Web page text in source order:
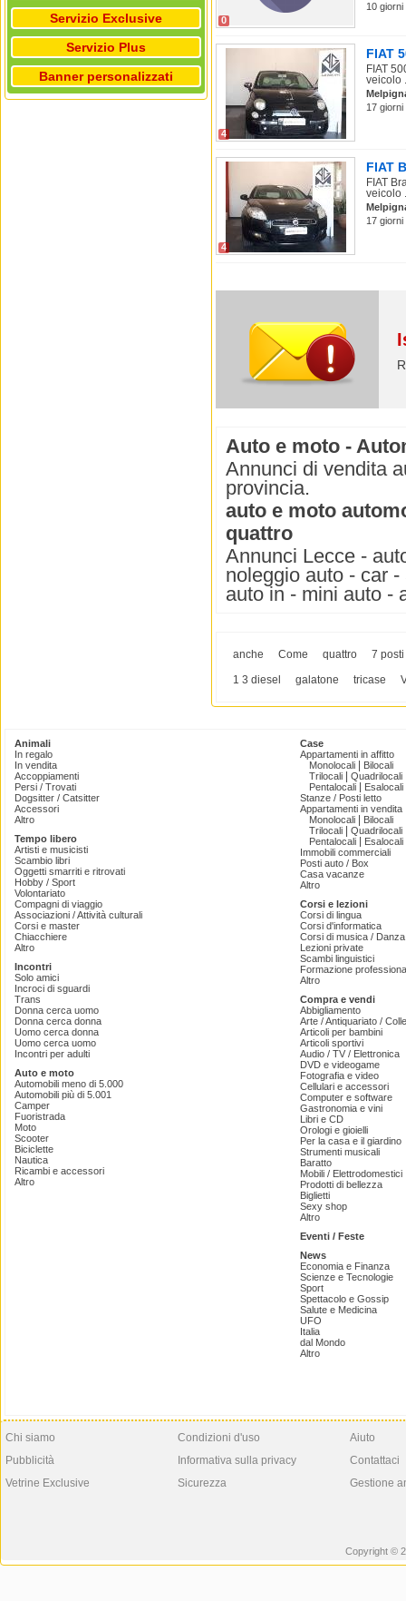
Servizio Exclusive
Servizio Plus
Banner personalizzati
0
10
4
FIAT
FIAT
veicolo
17
4
FIAT
FIAT
veicolo
17
Auto e moto -
Annunci di vendita
provincia.
auto e moto
quattro
Annunci Lecce -
noleggio auto - car
auto in - mini auto -
anche Come quattro
7 posti
1 3 diesel
galatone tricase
Animali
In regalo
In vendita
Accoppiamenti
Persi / Trovati
Dogsitter / Catsitter
Accessori
Altro
Tempo libero
Artisti e musicisti
Scambio libri
Oggetti smarriti e ritrovati
Hobby / Sport
Volontariato
Compagni di viaggio
Associazioni / Attività culturali
Corsi e master
Chiacchiere
Altro
Incontri
Solo amici
Incroci di sguardi
Trans
Donna cerca uomo
Donna cerca donna
Uomo cerca donna
Uomo cerca uomo
Incontri per adulti
Auto e moto
Automobili meno di 5.000
Automobili più di 5.001
Camper
Fuoristrada
Moto
Scooter
Biciclette
Nautica
Ricambi e accessori
Altro
Case
Appartamenti in affitto
Monolocali
Bilocali
Trilocali
Quadrilocali
Pentalocali
Esalocali
Stanze / Posti letto
Appartamenti in vendita
Monolocali
Bilocali
Trilocali
Quadrilocali
Pentalocali
Esalocali
Immobili commerciali
Posti auto / Box
Casa vacanze
Altro
Corsi e lezioni
Corsi di lingua
Corsi d'informatica
Corsi di musica /
Lezioni private
Scambi linguistici
Formazione
Altro
Compra e vendi
Abbigliamento
Arte / Antiquariato /
Articoli per bambini
Articoli sportivi
Audio / TV / Elettronica
DVD e videogame
Fotografia e video
Cellulari e accessori
Computer e software
Gastronomia e vini
Libri e CD
Orologi e gioielli
Per la casa e il giardino
Strumenti musicali
Baratto
Mobili / Elettrodomestici
Prodotti di bellezza
Biglietti
Sexy shop
Altro
Eventi / Feste
News
Economia e Finanza
Scienze e Tecnologie
Sport
Spettacolo e Gossip
Salute e Medicina
UFO
Italia
dal Mondo
Altro
Chi siamo
Pubblicità
Vetrine Exclusive
Condizioni d'uso
Informativa sulla privacy
Sicurezza
Aiuto
Contattaci
Gestione
Copyright ©